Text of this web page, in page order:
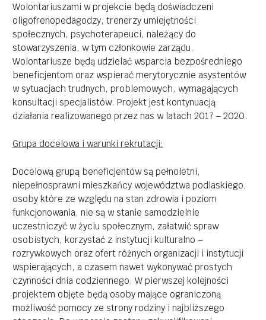
Wolontariuszami w projekcie będą doświadczeni
oligofrenopedagodzy, trenerzy umiejętności
społecznych, psychoterapeuci, należący do
stowarzyszenia, w tym członkowie zarządu.
Wolontariusze będą udzielać wsparcia bezpośredniego
beneficjentom oraz wspierać merytorycznie asystentów
w sytuacjach trudnych, problemowych, wymagających
konsultacji specjalistów. Projekt jest kontynuacją
działania realizowanego przez nas w latach 2017 – 2020.
Grupa docelowa i warunki rekrutacji:
Docelową grupą beneficjentów są pełnoletni,
niepełnosprawni mieszkańcy województwa podlaskiego,
osoby które ze względu na stan zdrowia i poziom
funkcjonowania, nie są w stanie samodzielnie
uczestniczyć w życiu społecznym, załatwić spraw
osobistych, korzystać z instytucji kulturalno –
rozrywkowych oraz ofert różnych organizacji i instytucji
wspierających, a czasem nawet wykonywać prostych
czynności dnia codziennego. W pierwszej kolejności
projektem objęte będą osoby mające ograniczoną
możliwość pomocy ze strony rodziny i najbliższego